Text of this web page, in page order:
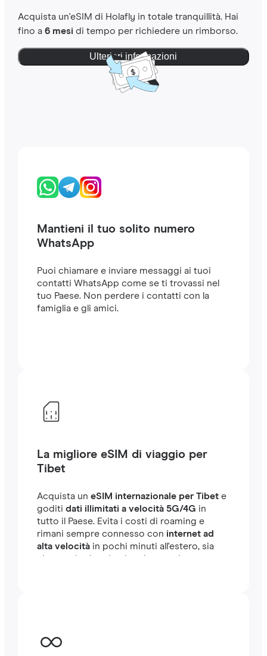
Acquista un'eSIM di Holafly in totale tranquillità. Hai
fino a 6 mesi di tempo per richiedere un rimborso.
Ulteriori informazioni
Mantieni il tuo solito numero
WhatsApp
Puoi chiamare e inviare messaggi ai tuoi
contatti WhatsApp come se ti trovassi nel
tuo Paese. Non perdere i contatti con la
famiglia e gli amici.
La migliore eSIM di viaggio per
Tibet
Acquista un eSIM internazionale per Tibete
goditi dati illimitati a velocità 5G/4G in
tutto il Paese. Evita i costi di roaming e
rimani sempre connesso con internet ad
alta velocitàin pochi minuti all'estero, sia
che tu stia viaggiando o lavorando.